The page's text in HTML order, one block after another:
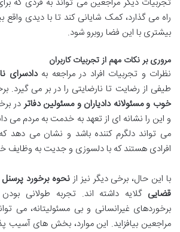
راه می گذارد، کمک شایانی کند تا با دیدی واقع
بیشتری با این فضا روبرو شود.
مروری بر نکات مهم از تجربیات کاربران
نظرات و تجربیات افراد در مراجعه بهدادسرای ناحیه 27
طیفی از رضایت تا نارضایتی را در بر می گیرد.
خوب و مسئولانه دادیاران و مسئولین دفاتردر
و این را نشانه ای از تعهد به خدمت به مردم می
می تواند دلگرم کننده باشد و نشان می دهد
افرادی هستند که با دلسوزی و جدیت به وظایف
با این حال، برخی دیگر نیز ازنحوه برخورد
قضایی گلایه داشته اند. تجربه طولانی
برخوردهای غیرانسانی و بی مسئولیتانه، می
مراجعین بیافزاید. این موارد، بخش های آسیب